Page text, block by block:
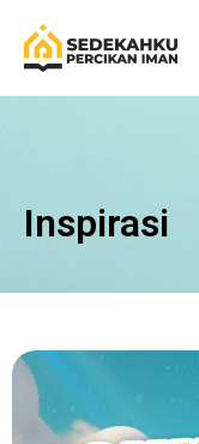
Inspirasi